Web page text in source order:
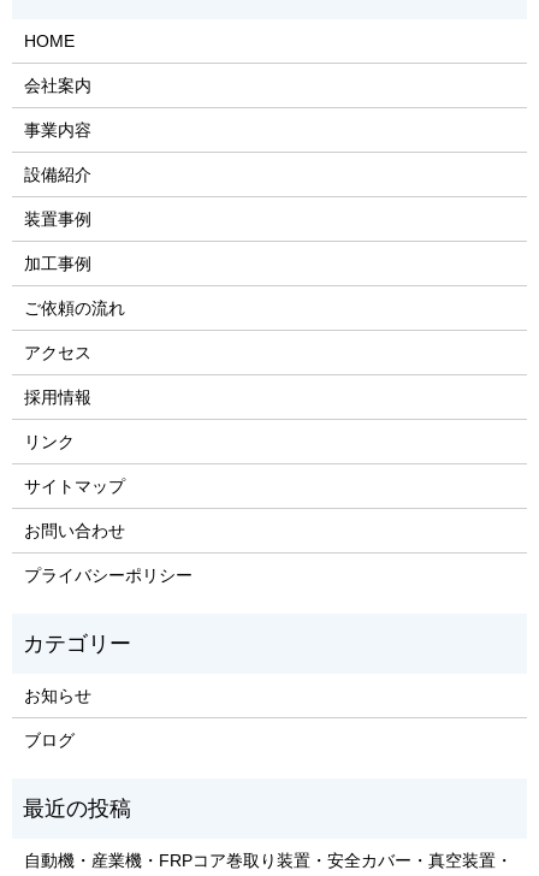
HOME
会社案内
事業内容
設備紹介
装置事例
加工事例
ご依頼の流れ
アクセス
採用情報
リンク
サイトマップ
お問い合わせ
プライバシーポリシー
お知らせ
ブログ
自動機・産業機・FRPコア巻取り装置・安全カバー・真空装置・